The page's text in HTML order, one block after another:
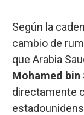
Según la
cambio de
que Arabia
Mohamed bin
directamente